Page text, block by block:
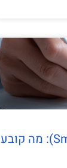
“AI בחוזים חכמים (Smart Contracts): מה קובע